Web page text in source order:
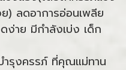
) ลดอาการอ่อนเพลีย
าย มีกำลังเบ่ง เด็ก
ำรุงครรภ์ ที่คุณแม่ทาน